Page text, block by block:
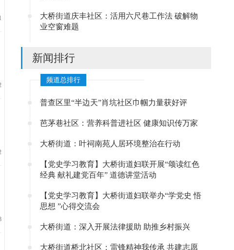
大桥街道庆丰社区：活用六尺巷工作法 破解物
业空窗难题
新闻排行
频道总排行
普查区里“半边天”肖坑社区巾帼力量获好评
芭茅巷社区：营养科普进社区 健康知识传万家
大桥街道：叶祠南苑人居环境整治在行动
【党史学习教育】大桥街道妇联开展“颂读红色
经典 献礼建党百年” 道德讲堂活动
【党史学习教育】大桥街道妇联举办“学党史 悟
思想 ”心得交流会
大桥街道：深入开展法律援助 助推乡村振兴
大桥街道桥北社区：雷锋精神我传承 共建志愿